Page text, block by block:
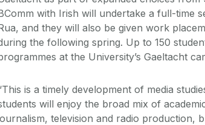
with Irish will undertake a full-time
and they will also be given work
the following spring. Up to 150
at the University’s Gaeltacht
is a timely development of media
will enjoy the broad mix of
television and radio production,